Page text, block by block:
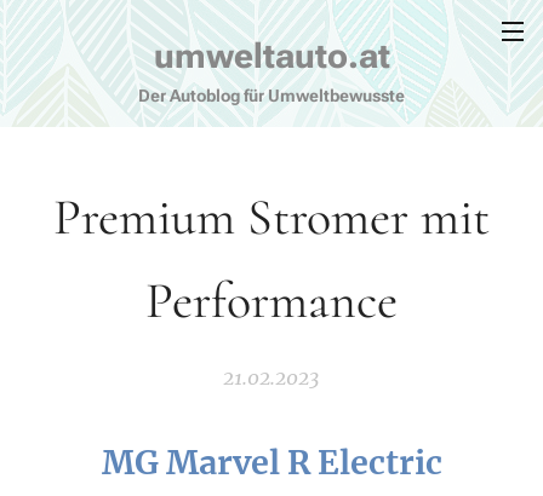
umweltauto.at
Der Autoblog für Umweltbewusste
Premium Stromer mit
Performance
21.02.2023
MG Marvel R Electric